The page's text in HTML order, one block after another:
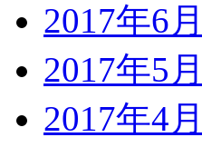
2017年6月
2017年5月
2017年4月